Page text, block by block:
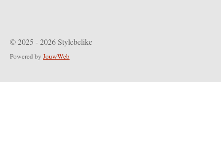
© 2025 - 2026 Stylebelike
Powered by JouwWeb